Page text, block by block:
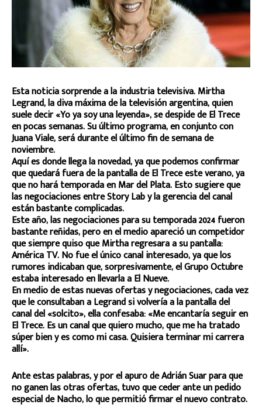
Esta noticia sorprende a la industria televisiva. Mirtha
Legrand, la diva máxima de la televisión argentina, quien
suele decir «Yo ya soy una leyenda», se despide de El Trece
en pocas semanas. Su último programa, en conjunto con
Juana Viale, será durante el último fin de semana de
noviembre.
Aquí es donde llega la novedad, ya que podemos confirmar
que quedará fuera de la pantalla de El Trece este verano, ya
que no hará temporada en Mar del Plata. Esto sugiere que
las negociaciones entre Story Lab y la gerencia del canal
están bastante complicadas.
Este año, las negociaciones para su temporada 2024 fueron
bastante reñidas, pero en el medio apareció un competidor
que siempre quiso que Mirtha regresara a su pantalla:
América TV. No fue el único canal interesado, ya que los
rumores indicaban que, sorpresivamente, el Grupo Octubre
estaba interesado en llevarla a El Nueve.
En medio de estas nuevas ofertas y negociaciones, cada vez
que le consultaban a Legrand si volvería a la pantalla del
canal del «solcito», ella confesaba: «Me encantaría seguir en
El Trece. Es un canal que quiero mucho, que me ha tratado
súper bien y es como mi casa. Quisiera terminar mi carrera
allí».
Ante estas palabras, y por el apuro de Adrián Suar para que
no ganen las otras ofertas, tuvo que ceder ante un pedido
especial de Nacho, lo que permitió firmar el nuevo contrato.